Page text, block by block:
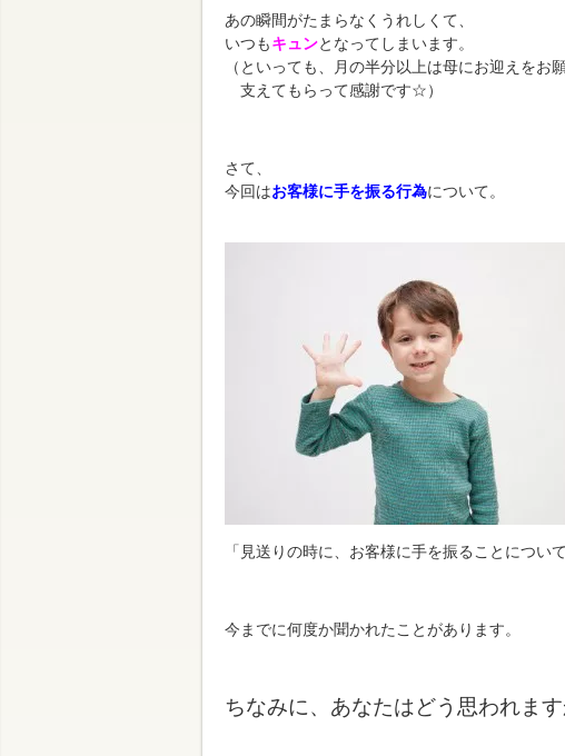
あの瞬間がたまらなくうれしくて、
いつもキュンとなってしまいます。
（といっても、月の半分以上は母にお迎えをお
支えてもらって感謝です☆）
さて、
今回はお客様に手を振る行為について。
「見送りの時に、お客様に手を振ることについ
今までに何度か聞かれたことがあります。
ちなみに、あなたはどう思われます